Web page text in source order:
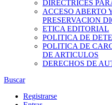
DIRECTRICES
ACCESO ABERTO
PRESERVACION
ETICA EDITORIAL
POLITICA DE
POLITICA DE
DE ARTICULOS
DERECHOS DE
Buscar
Registrarse